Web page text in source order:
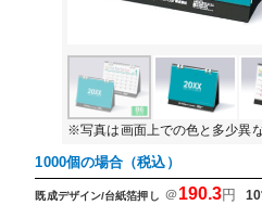
※写真は画面上での色と多少異
1000個の場合（税込）
既成デザイン/台紙箔押し ＠190.3円